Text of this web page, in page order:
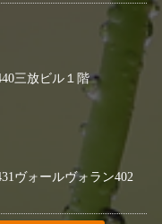
三放ビル１階
ヴォールヴォラン402